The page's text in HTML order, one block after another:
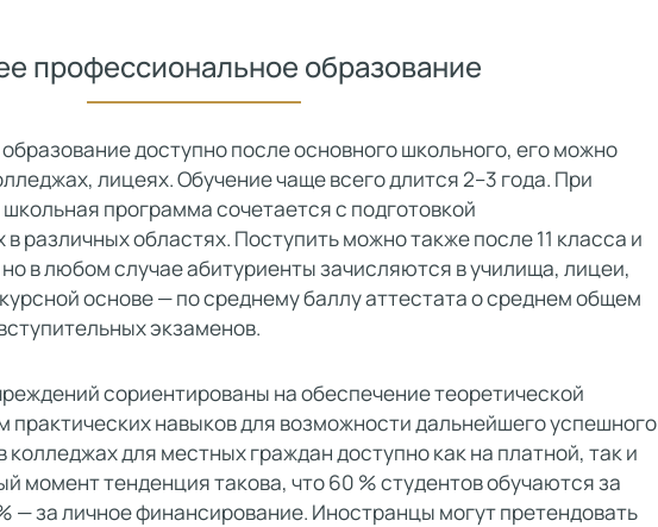
профессиональное образование
доступно после основного школьного, его можно
лицеях. Обучение чаще всего длится 2–3 года. При
программа сочетается с подготовкой
различных областях. Поступить можно также после 11 класса и
в любом случае абитуриенты зачисляются в училища, лицеи,
основе — по среднему баллу аттестата о среднем общем
экзаменов.
сориентированы на обеспечение теоретической
практических навыков для возможности дальнейшего успешного
колледжах для местных граждан доступно как на платной, так и
момент тенденция такова, что 60 % студентов обучаются за
— за личное финансирование. Иностранцы могут претендовать